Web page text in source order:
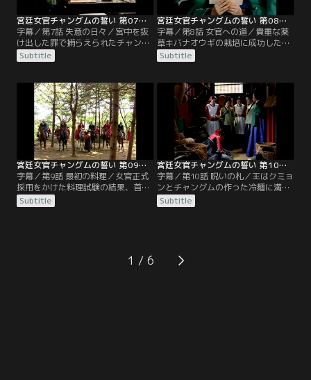
宮廷女官チャングムの誓い 第07話／字幕
字幕／第7話 失意の日々／宮中を抜
け出した罪で捕らえられたチャング
ム。しかしチョン最高尚宮（チェゴ
サングン）とハン尚宮の必死の取り
置換えとなる。チャングムの新しい
配属先は菜園。菜園とは王宮の隅に
ある薬草畑で、異国の香辛料や薬草
の栽培を試みるところ。事実上、宮
中で見捨てられた人が配属される部
署だった。
Subtitle
宮廷女官チャングムの誓い 第08話／字幕
字幕／第8話 女官への道／貴重な薬
草キバナオウギの栽培に成功したチ
ャングムはその功績が認められ、菜
園から水剌間に戻れることに。チョ
ったチャングムは、ミン・ジョンホ
と初めて言葉を交わす。女官正式採
用を決める試験を7日後に控え、懸
命に遅れを取り戻そうと勉強するチ
ャングム。試験は2段階に分かれて
いた。
Subtitle
宮廷女官チャングムの誓い 第09話／字幕
字幕／第9話 最初の料理／女官正式
採用をかけた料理試験の結果、首席
はクミョン、支給されたもの以外の
食材を使ったチャングムは落第を言
なく、代用の材料を選び出した機転
と知識に感心し、チャングムの落第
Subtitle
宮廷女官チャングムの誓い 第10話／字幕
字幕／第10話 呪いの札／王はクミョ
ンとチャングムの作った冷麺に満足
し、王の護衛部隊として同行してい
たチョンホも二人の活躍を知る。チ
る。食材の管理を怠った罰として退
膳間への出入りを禁じられたミン尚
Subtitle
1